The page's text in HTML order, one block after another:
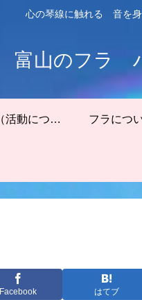
心の琴線に触れる 音を
富山のフラ
ＨＰとやま（活動について） フラにつ
Facebook はてブ